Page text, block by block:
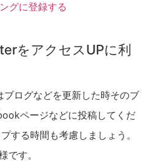
グに登録する
をアクセスUPに利
ログなどを更新した時そのブ
ページなどに投稿してくだ
する時間も考慮しましょう。
です。